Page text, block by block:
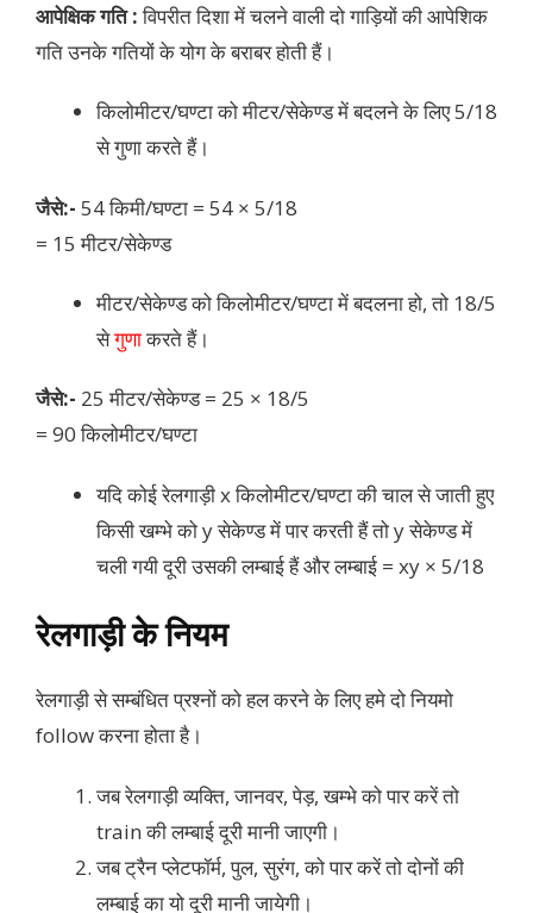
आपेक्षिक गति :विपरीत दिशा में चलने वाली दो गाड़ियों की आपेशिक
गति उनके गतियों के योग के बराबर होती हैं।
किलोमीटर/घण्टा को मीटर/सेकेण्ड में बदलने के लिए 5/18
से गुणा करते हैं।
जैसे:- 54 किमी/घण्टा = 54 × 5/18
= 15 मीटर/सेकेण्ड
मीटर/सेकेण्ड को किलोमीटर/घण्टा में बदलना हो, तो 18/5
सेगुणाकरते हैं।
जैसे:- 25 मीटर/सेकेण्ड = 25 × 18/5
= 90 किलोमीटर/घण्टा
यदि कोई रेलगाड़ी x किलोमीटर/घण्टा की चाल से जाती हुए
किसी खम्भे को y सेकेण्ड में पार करती हैं तो y सेकेण्ड में
चली गयी दूरी उसकी लम्बाई हैं और लम्बाई = xy × 5/18
रेलगाड़ी के नियम
रेलगाड़ी से सम्बंधित प्रश्नों को हल करने के लिए हमे दो नियमो
follow करना होता है।
जब रेलगाड़ी व्यक्ति, जानवर, पेड़, खम्भे को पार करें तो
train की लम्बाई दूरी मानी जाएगी।
जब ट्रैन प्लेटफॉर्म, पुल, सुरंग, को पार करें तो दोनों की
लम्बाई का यो दूरी मानी जायेगी।